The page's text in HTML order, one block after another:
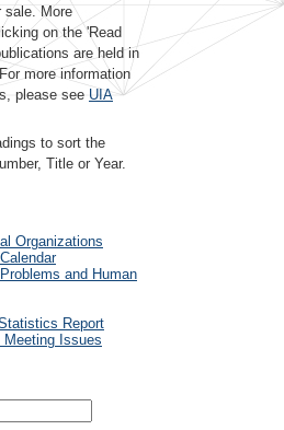
sale. More
on the 'Read
are held in
more information
please see UIA
to sort the
Title or Year.
Organizations
and Human
Report
Issues